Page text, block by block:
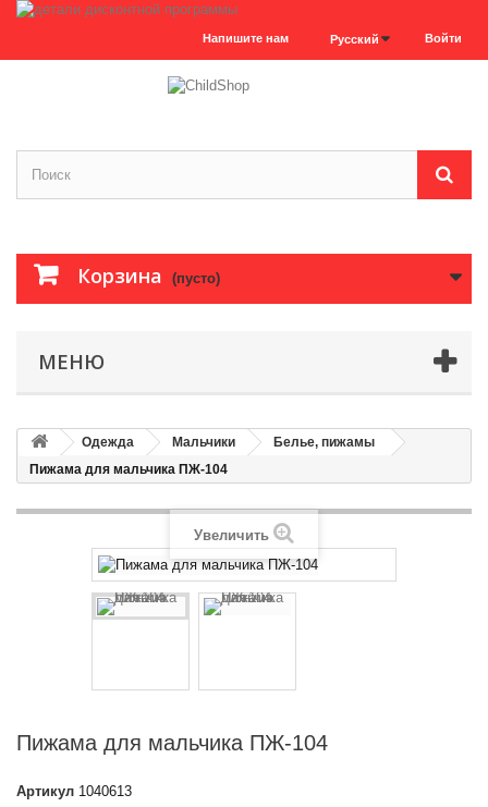
Войти
Русский
Напишите нам
Корзина (пусто)
МЕНЮ
Одежда Мальчики
Белье, пижамы
Пижама для мальчика ПЖ-104
Увеличить
Пижама для мальчика ПЖ-104
Артикул 1040613